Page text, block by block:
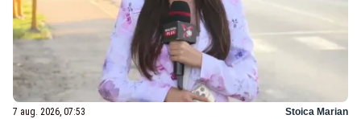
7 aug. 2026, 07:53 Stoica Marian